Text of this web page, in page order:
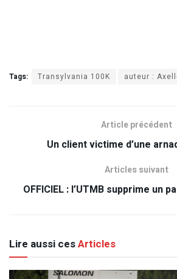
Tags: Transylvania 100K auteur :
Article précédent
Un client victime d’une
Articles suivant
OFFICIEL : l’UTMB supprime un
Lire aussi cesArticles